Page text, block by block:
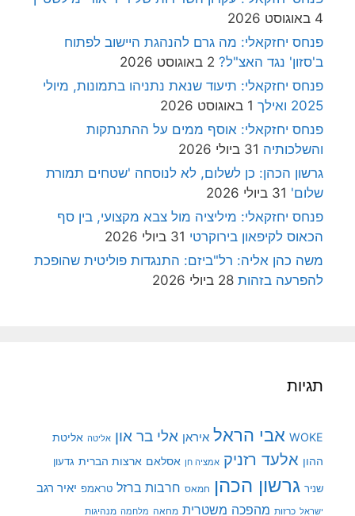
4 באוגוסט 2026
פנחס יחזקאלי: מה גרם להנהגת היישוב לפתוח
ב'סזון' נגד האצ"ל? 2 באוגוסט 2026
פנחס יחזקאלי: תיעוד שנאת נתניהו בתמונות, מיולי
2025 ואילך
1 באוגוסט 2026
פנחס יחזקאלי: אוסף ממים על ההתנתקות
והשלכותיה 31 ביולי 2026
גרשון הכהן: כן לשלום, לא לנוסחה 'שטחים תמורת
שלום' 31 ביולי 2026
פנחס יחזקאלי: מיליציה מול צבא מקצועי, בין סף
הכאוס לקיפאון בירוקרטי 31 ביולי 2026
משה כהן אליה: רל"ביזם: התנגדות פוליטית שהופכת
להפרעה בזהות 28 ביולי 2026
תגיות
WOKE אבי הראל איראן אלי בר און אליטה אליטת
ההון אלעד רזניק אמציה חן אסלאם ארצות הברית גדעון
שניר גרשון הכהן חמאס חרבות ברזל טראמפ יאיר רגב
ישראל כרזות מהפכה משטרית מחאה מלחמה מנהיגות